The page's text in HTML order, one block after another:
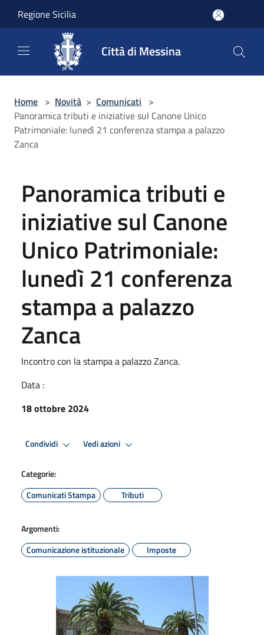
Regione Sicilia
Città di Messina
Home > Novità > Comunicati >
Panoramica tributi e iniziative sul Canone Unico
Patrimoniale: lunedì 21 conferenza stampa a palazzo
Zanca
Panoramica tributi e
iniziative sul Canone
Unico Patrimoniale:
lunedì 21 conferenza
stampa a palazzo
Zanca
Incontro con la stampa a palazzo Zanca.
Data :
18 ottobre 2024
Condividi Vedi azioni
Categorie:
Comunicati Stampa
Tributi
Argomenti:
Comunicazione istituzionale
Imposte